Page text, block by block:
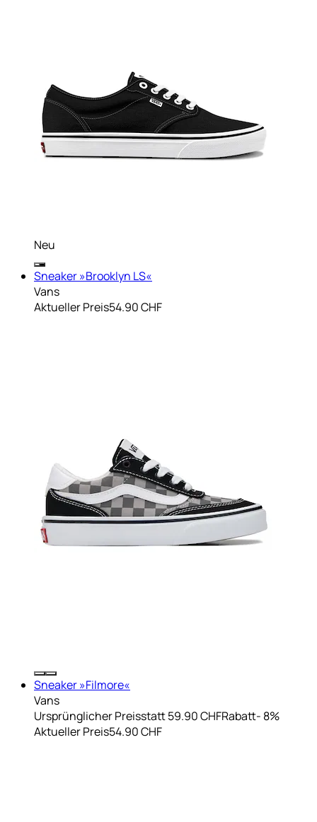
Neu
Sneaker »Brooklyn LS«
Vans
Aktueller Preis54.90 CHF
Sneaker »Filmore«
Vans
Ursprünglicher Preisstatt 59.90 CHFRabatt- 8%
Aktueller Preis54.90 CHF